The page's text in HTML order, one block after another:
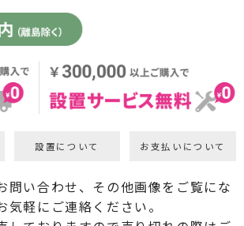
設置について お支払いについて
問い合わせ、その他画像をご覧にな
気軽にご連絡ください。